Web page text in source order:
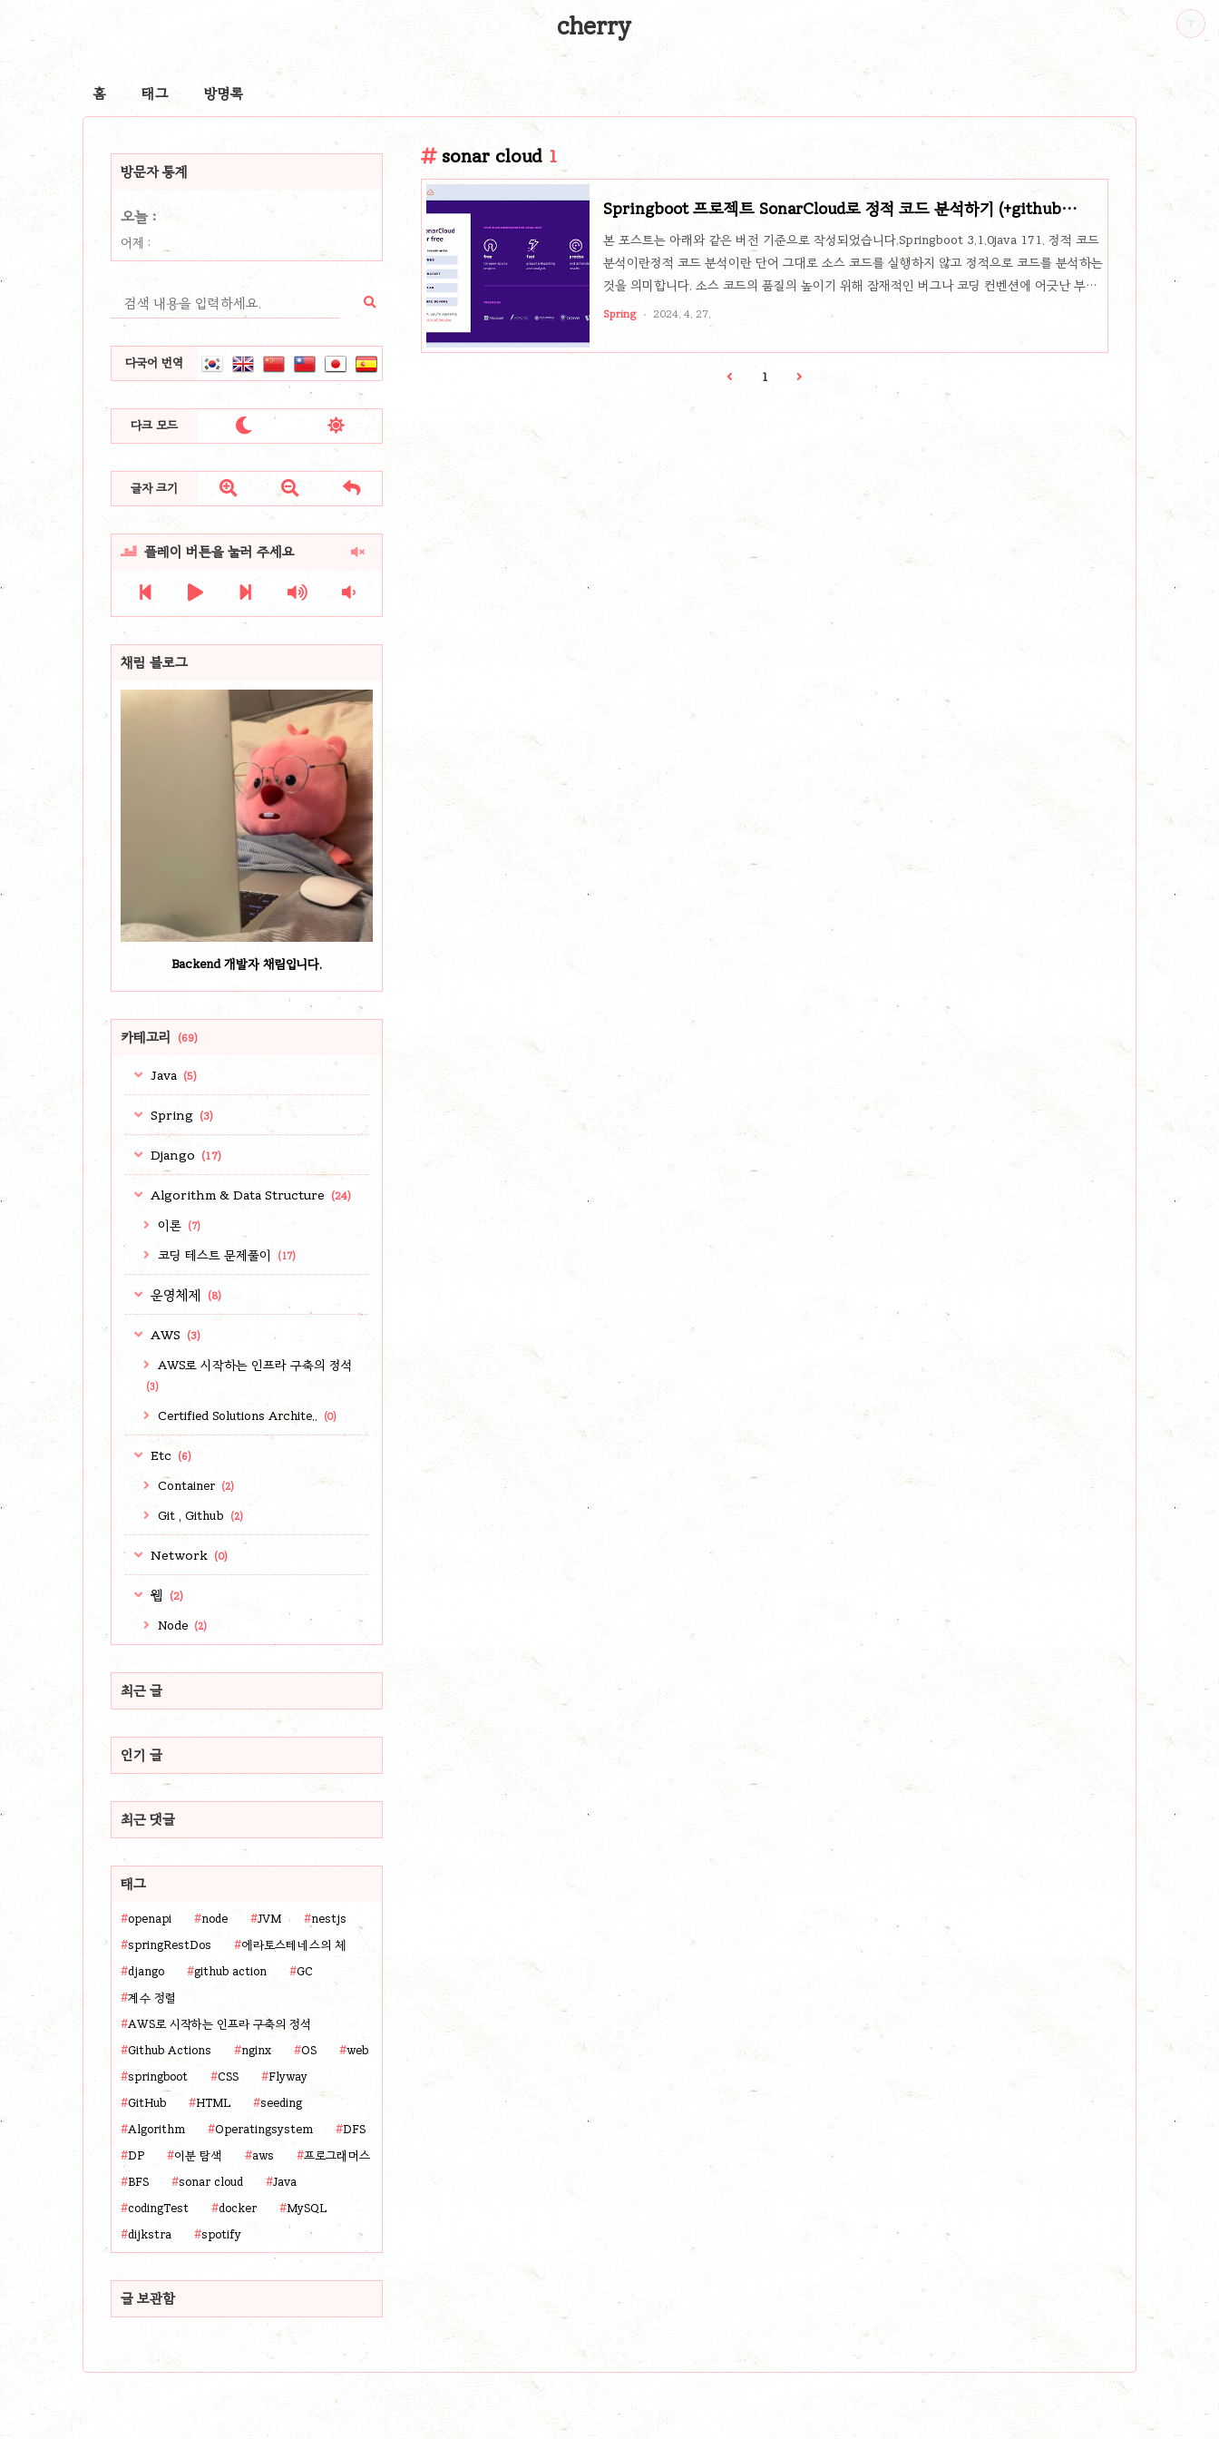
cherry
홈 태그 방명록
방문자 통계
오늘 :
어제 :
다국어 번역
다크 모드  
글자 크기   
 플레이 버튼을 눌러 주세요 
    
채림 블로그
Backend 개발자 채림입니다.
카테고리 (69)
Java (5)
Spring (3)
Django (17)
Algorithm & Data Structure (24)
이론 (7)
코딩 테스트 문제풀이 (17)
운영체제 (8)
AWS (3)
AWS로 시작하는 인프라 구축의 정석
(3)
Certified Solutions Archite.. (0)
Etc (6)
Container (2)
Git , Github (2)
Network (0)
웹 (2)
Node (2)
최근 글
인기 글
최근 댓글
태그
openapi node JVM
nestjs
springRestDos
에라토스테네스의 체
django
github action
GC
계수 정렬
AWS로 시작하는 인프라 구축의 정석
Github Actions
nginx OS
web
springboot
CSS
Flyway
GitHub
HTML
seeding
Algorithm
Operatingsystem
DFS
DP
이분 탐색 aws
프로그래머스
BFS
sonar cloud
Java
codingTest
docker
MySQL
dijkstra
spotify
글 보관함
sonar cloud 1
Springboot 프로젝트 SonarCloud로 정적 코드 분석하기 (+github
actions)
본 포스트는 아래와 같은 버전 기준으로 작성되었습니다.Springboot 3.1.0java 171. 정적 코드
분석이란정적 코드 분석이란 단어 그대로 소스 코드를 실행하지 않고 정적으로 코드를 분석하는
것을 의미합니다. 소스 코드의 품질의 높이기 위해 잠재적인 버그나 코딩 컨벤션에 어긋난 부분
을 찾는 것이죠!(1) 정적 코드 분석을 사용하는 이유정적 코드 분석을 사용하면 흔히 코드 스멜
(code smell)이라고 불리는 문제들과 보안 취약점 등의 문제를 사전체 찾아낼 수 있습니다.잠재
적으로 버그가 발생할 수도 있는 코드를 찾을 수 있다.코드 스타일(코딩 컨벤션) 위반 여부를 판
단할 수 있다.오타를 찾아낼 수 있다.사용되지 않는 코드를 찾아낼 수 있다.잠재적인 보안 취약점
Spring 2024. 4. 27.
1